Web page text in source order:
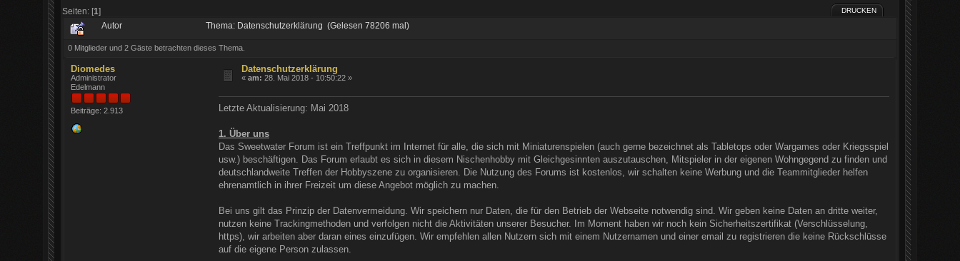
Seiten: [1] DRUCKEN
Autor Thema: Datenschutzerklärung (Gelesen 78206 mal)
0 Mitglieder und 2 Gäste betrachten dieses Thema.
Diomedes
Administrator
Edelmann
Beiträge: 2.913
Datenschutzerklärung
«am: 28. Mai 2018 - 10:50:22 »
Letzte Aktualisierung: Mai 2018
1. Über uns
Das Sweetwater Forum ist ein Treffpunkt im Internet für alle, die sich mit Miniaturenspielen (auch gerne bezeichnet als Tabletops oder Wargames oder Kriegsspiel
usw.) beschäftigen. Das Forum erlaubt es sich in diesem Nischenhobby mit Gleichgesinnten auszutauschen, Mitspieler in der eigenen Wohngegend zu finden und
deutschlandweite Treffen der Hobbyszene zu organisieren. Die Nutzung des Forums ist kostenlos, wir schalten keine Werbung und die Teammitglieder helfen
ehrenamtlich in ihrer Freizeit um diese Angebot möglich zu machen.
Bei uns gilt das Prinzip der Datenvermeidung. Wir speichern nur Daten, die für den Betrieb der Webseite notwendig sind. Wir geben keine Daten an dritte weiter,
nutzen keine Trackingmethoden und verfolgen nicht die Aktivitäten unserer Besucher. Im Moment haben wir noch kein Sicherheitszertifikat (Verschlüsselung,
https), wir arbeiten aber daran eines einzufügen. Wir empfehlen allen Nutzern sich mit einem Nutzernamen und einer email zu registrieren die keine Rückschlüsse
auf die eigene Person zulassen.